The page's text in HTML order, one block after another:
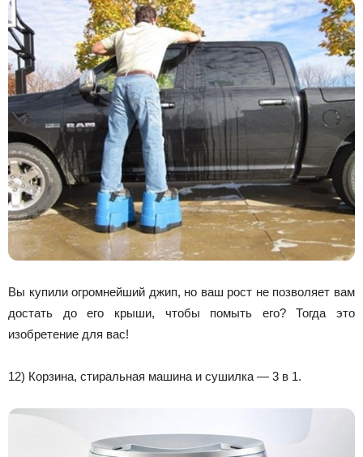
Вы купили огромнейший джип, но ваш рост не позволяет вам
достать до его крыши, чтобы помыть его? Тогда это
изобретение для вас!
12) Корзина, стиральная машина и сушилка — 3 в 1.